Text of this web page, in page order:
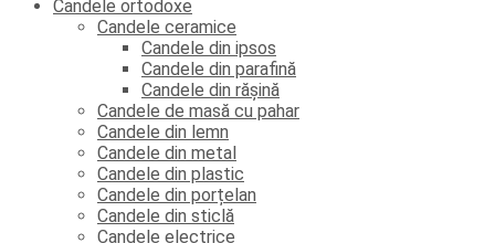
Candele ortodoxe
Candele ceramice
Candele din ipsos
Candele din parafină
Candele din rășină
Candele de masă cu pahar
Candele din lemn
Candele din metal
Candele din plastic
Candele din porțelan
Candele din sticlă
Candele electrice